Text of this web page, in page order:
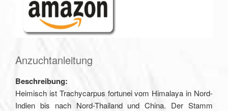
Anzuchtanleitung
Beschreibung:
Heimisch ist Trachycarpus fortunei vom Himalaya in Nord-
Indien bis nach Nord-Thailand und China. Der Stamm